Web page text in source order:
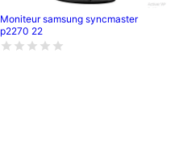
Moniteur samsung syncmaster
p2270 22